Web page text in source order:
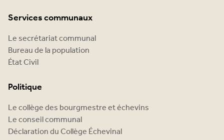
Services communaux
Le secrétariat communal
Bureau de la population
État Civil
Politique
Le collège des bourgmestre et échevins
Le conseil communal
Déclaration du Collège Échevinal